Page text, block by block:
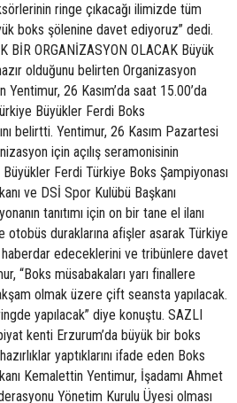
ringe çıkacağı ilimizde tüm
boks şölenine davet ediyoruz” dedi.
BİR ORGANİZASYON OLACAK Büyük
olduğunu belirten Organizasyon
26 Kasım’da saat 15.00’da
Büyükler Ferdi Boks
belirtti. Yentimur, 26 Kasım Pazartesi
için açılış seramonisinin
Ferdi Türkiye Boks Şampiyonası
ve DSİ Spor Kulübü Başkanı
tanıtımı için on bir tane el ilanı
otobüs duraklarına afişler asarak Türkiye
haberdar edeceklerini ve tribünlere davet
“Boks müsabakaları yarı finallere
olmak üzere çift seansta yapılacak.
yapılacak” diye konuştu. SAZLI
kenti Erzurum’da büyük bir boks
yaptıklarını ifade eden Boks
Kemalettin Yentimur, İşadamı Ahmet
Yönetim Kurulu Üyesi olması